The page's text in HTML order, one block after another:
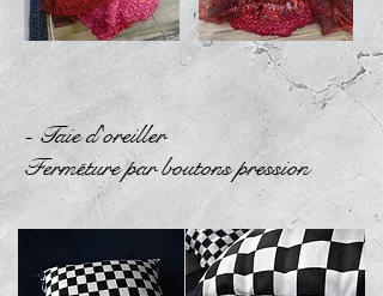
- Taie d'oreiller
Fermeture par boutons pression